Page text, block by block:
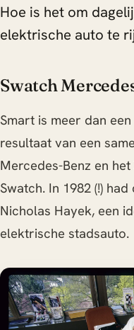
Hoe is het om
elektrische auto te
Swatch
Smart is meer dan
resultaat van een
Mercedes-Benz en
Swatch. In 1982 (!)
Nicholas Hayek, een
elektrische stadsauto.